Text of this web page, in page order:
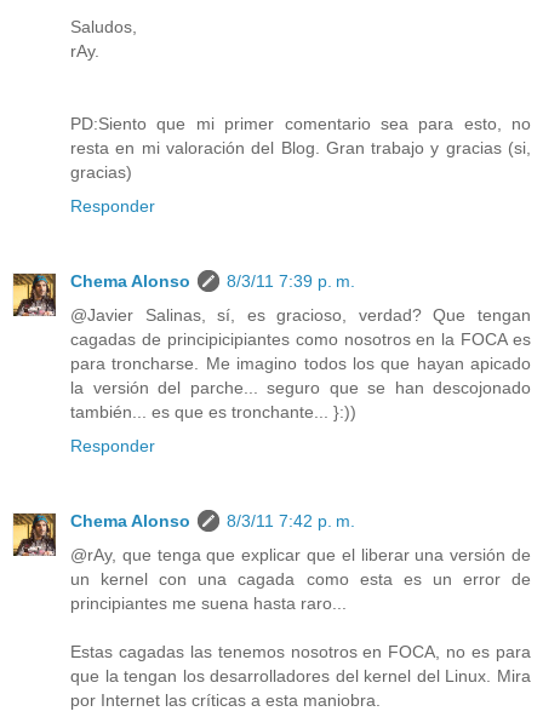
Saludos,
rAy.
PD:Siento que mi primer comentario sea para esto, no
resta en mi valoración del Blog. Gran trabajo y gracias (si,
gracias)
Responder
Chema Alonso
8/3/11 7:39 p. m.
@Javier Salinas, sí, es gracioso, verdad? Que tengan
cagadas de principicipiantes como nosotros en la FOCA es
para troncharse. Me imagino todos los que hayan apicado
la versión del parche... seguro que se han descojonado
también... es que es tronchante... }:))
Responder
Chema Alonso
8/3/11 7:42 p. m.
@rAy, que tenga que explicar que el liberar una versión de
un kernel con una cagada como esta es un error de
principiantes me suena hasta raro...
Estas cagadas las tenemos nosotros en FOCA, no es para
que la tengan los desarrolladores del kernel del Linux. Mira
por Internet las críticas a esta maniobra.